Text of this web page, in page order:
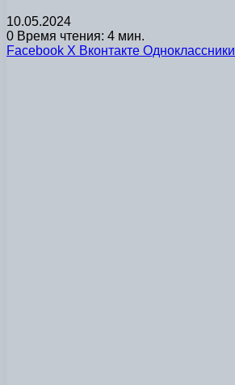
10.05.2024
0 Время чтения: 4 мин.
Facebook X Вконтакте Одноклассники